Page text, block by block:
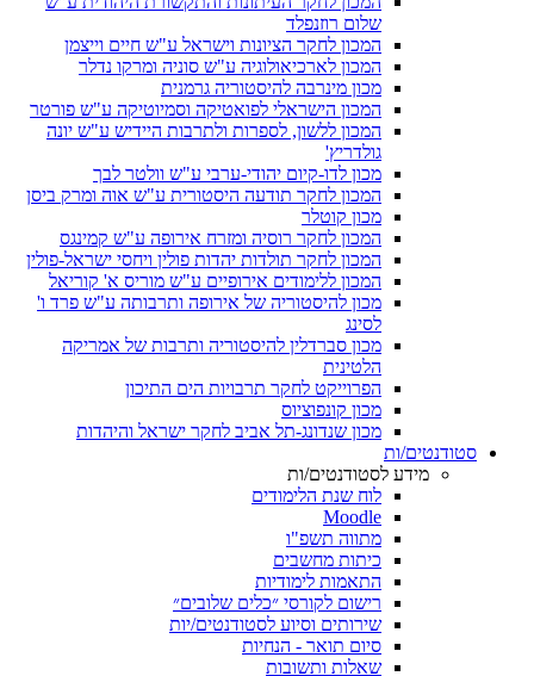
שלום רוזנפלד
המכון לחקר הציונות וישראל ע"ש חיים וייצמן
המכון לארכיאולוגיה ע"ש סוניה ומרקו נדלר
מכון מינרבה להיסטוריה גרמנית
המכון הישראלי לפואטיקה וסמיוטיקה ע"ש פורטר
המכון ללשון, לספרות ולתרבות היידיש ע"ש יונה
גולדריץ'
מכון לדו-קיום יהודי-ערבי ע"ש וולטר לבך
המכון לחקר תודעה היסטורית ע"ש אוה ומרק ביסן
מכון קוטלר
המכון לחקר רוסיה ומזרח אירופה ע"ש קמינגס
המכון לחקר תולדות יהדות פולין ויחסי ישראל-פולין
המכון ללימודים אירופיים ע"ש מוריס א' קוריאל
מכון להיסטוריה של אירופה ותרבותה ע"ש פרד ו'
לסינג
מכון סברדלין להיסטוריה ותרבות של אמריקה
הלטינית
הפרוייקט לחקר תרבויות הים התיכון
מכון קונפוציוס
מכון שנדונג-תל אביב לחקר ישראל והיהדות
סטודנטים/ות
מידע לסטודנטים/ות
לוח שנת הלימודים
Moodle
מתווה תשפ"ו
כיתות מחשבים
התאמות לימודיות
רישום לקורסי ״כלים שלובים״
שירותים וסיוע לסטודנטים/יות
סיום תואר - הנחיות
שאלות ותשובות